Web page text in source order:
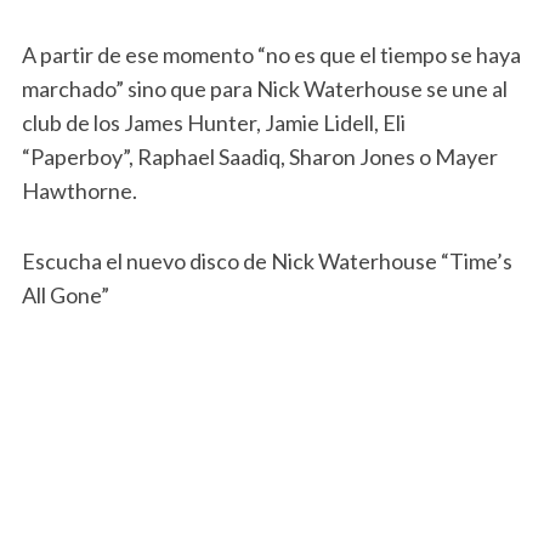
A partir de ese momento “no es que el tiempo se haya
marchado” sino que para Nick Waterhouse se une al
club de los James Hunter, Jamie Lidell, Eli
“Paperboy”, Raphael Saadiq, Sharon Jones o Mayer
Hawthorne.
Escucha el nuevo disco de Nick Waterhouse “Time’s
All Gone”